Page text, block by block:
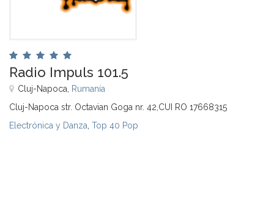
Radio Impuls 101.5
Cluj-Napoca, Rumanía
Cluj-Napoca str. Octavian Goga nr. 42,CUI RO 17668315
Electrónica y Danza Top 40 Pop